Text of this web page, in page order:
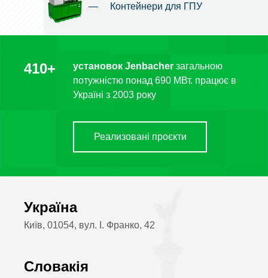
— Контейнери для ГПУ
410+ установок Jenbacher загальною
потужністю понад 690 МВт. працює в
Україні з 2003 року
Реализовані проєкти
Україна
Київ, 01054, вул. І. Франко, 42
Словакія